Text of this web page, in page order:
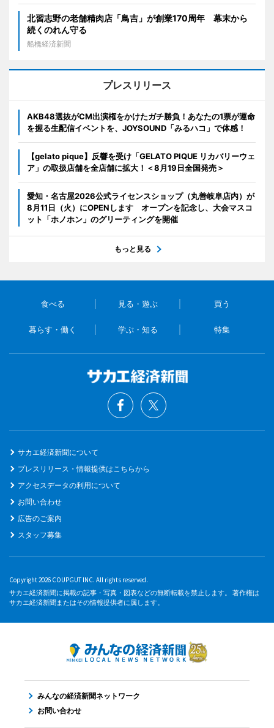
北習志野の老舗精肉店「鳥吉」が創業170周年 幕末から
続くのれん守る
船橋経済新聞
プレスリリース
AKB48選抜がCM出演権をかけたガチ勝負！あなたの1票が運命
を握る生配信イベントを、JOYSOUND「みるハコ」で体感！
【gelato pique】反響を受け「GELATO PIQUE リカバリーウェ
ア」の取扱店舗を全店舗に拡大！＜8月19日全国発売＞
愛知・名古屋2026公式ライセンスショップ（丸善岐阜店内）が
8月11日（火）にOPENします オープンを記念し、大会マスコ
ット「ホノホン」のグリーティングを開催
もっと見る
食べる 見る・遊ぶ 買う
暮らす・働く 学ぶ・知る 特集
サカエ経済新聞について
プレスリリース・情報提供はこちらから
アクセスデータの利用について
お問い合わせ
広告のご案内
スタッフ募集
Copyright 2026 COUPGUT INC. All rights reserved.
サカエ経済新聞に掲載の記事・写真・図表などの無断転載を禁止します。 著作権は
サカエ経済新聞またはその情報提供者に属します。
みんなの経済新聞ネットワーク
お問い合わせ